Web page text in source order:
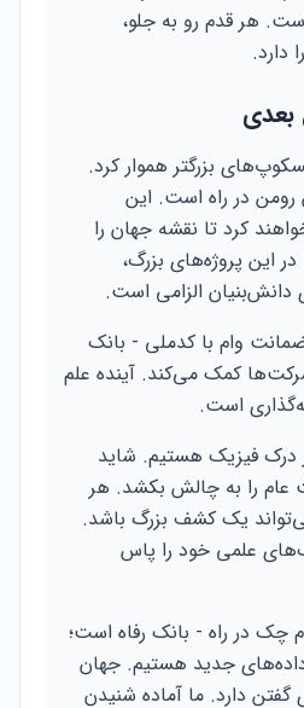
هر قدم رو به جلو،
دارد.
بزرگتر هموار کرد.
در راه است. این
کرد تا نقشه جهان را
این پروژه‌های بزرگ،
الزامی است.
وام با کدملی - بانک
کمک می‌کند. آینده علم
است.
درک فیزیک هستیم. شاید
عام را به چالش بکشد. هر
یک کشف بزرگ باشد.
علمی خود را پاس
چک در راه - بانک رفاه است؛
جدید هستیم. جهان
گفتن دارد. ما آماده شنیدن